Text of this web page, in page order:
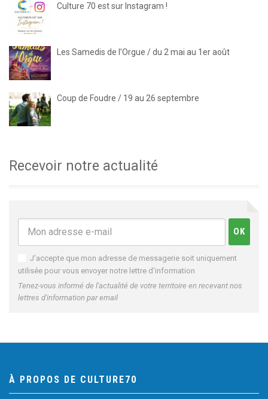
Culture 70 est sur Instagram !
Les Samedis de l’Orgue / du 2 mai au 1er août
Coup de Foudre / 19 au 26 septembre
Recevoir notre actualité
J'accepte que mon adresse de messagerie soit uniquement
utilisée pour vous envoyer notre lettre d'information
Tenez-vous informé de l'actualité de votre territoire en recevant nos
lettres d'information par email
À PROPOS DE CULTURE70